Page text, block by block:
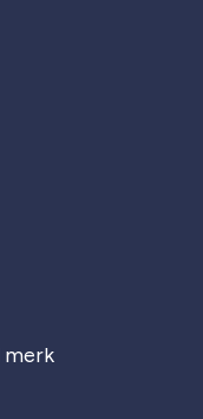
merk